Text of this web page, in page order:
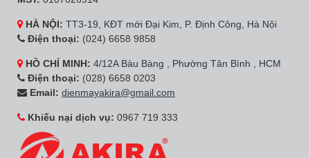
HÀ NỘI: TT3-19, KĐT mới Đại Kim, P. Định Công, Hà Nội
Điện thoại: (024) 6658 9858
HỒ CHÍ MINH: 4/12A Bàu Bàng , Phường Tân Bình , HCM
Điện thoại: (028) 6658 0203
Email: dienmayakira@gmail.com
Khiếu nại dịch vụ: 0967 719 333